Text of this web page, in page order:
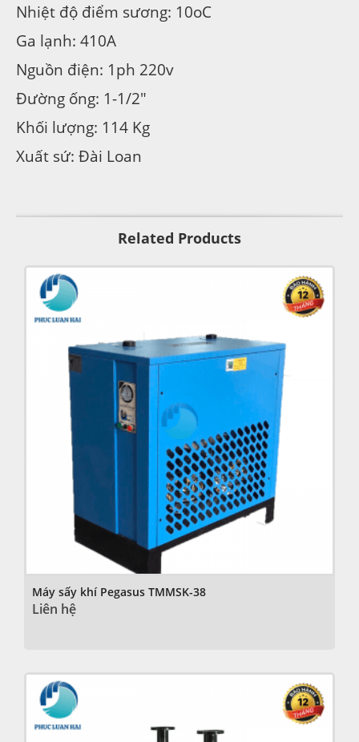
Nhiệt độ điểm sương: 10oC
Ga lạnh: 410A
Nguồn điện: 1ph 220v
Đường ống: 1-1/2″
Khối lượng: 114 Kg
Xuất sứ: Đài Loan
Related Products
Máy sấy khí Pegasus TMMSK-38
Liên hệ